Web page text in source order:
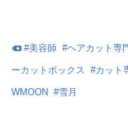
#美容師 #ヘアカット専
ーカットボックス #カット
WMOON #雪月